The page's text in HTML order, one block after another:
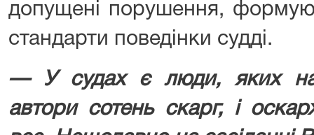
допущені порушення,
стандарти поведінки судді.
— У судах є люди, яких
автори сотень скарг, і